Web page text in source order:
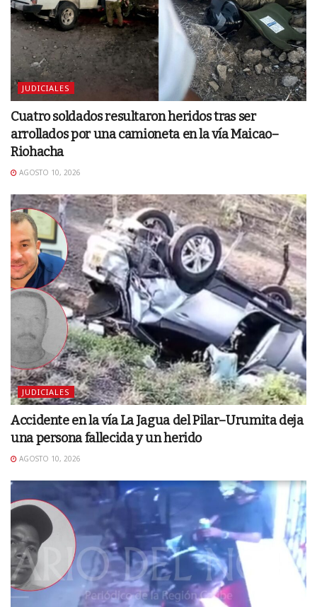
JUDICIALES
Cuatro soldados resultaron heridos tras ser
arrollados por una camioneta en la vía Maicao–
Riohacha
AGOSTO 10, 2026
JUDICIALES
Accidente en la vía La Jagua del Pilar–Urumita deja
una persona fallecida y un herido
AGOSTO 10, 2026